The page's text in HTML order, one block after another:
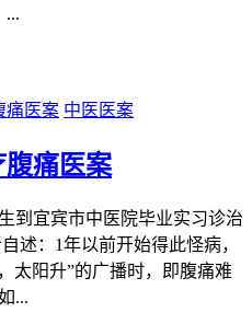
...
中医医案
痛医案
到宜宾市中医院毕业实习诊治
述：1年以前开始得此怪病，
太阳升”的广播时，即腹痛难
...